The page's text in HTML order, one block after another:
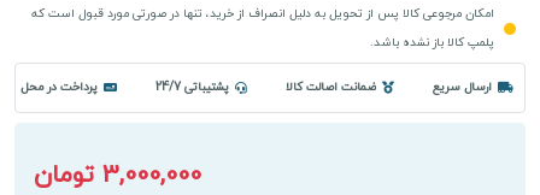
امکان مرجوعی کالا پس از تحویل به دلیل انصراف از خرید، تنها در صورتی مورد قبول است که
پلمپ کالا باز نشده باشد.
ارسال سریع ضمانت اصالت کالا پشتیباتی 24/7 پرداخت در محل
3,000,000 تومان